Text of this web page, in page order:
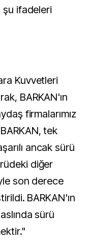
ifadeleri
Kuvvetleri
BARKAN'ın
firmalarımız
tek
ancak sürü
diğer
son derece
BARKAN'ın
sürü